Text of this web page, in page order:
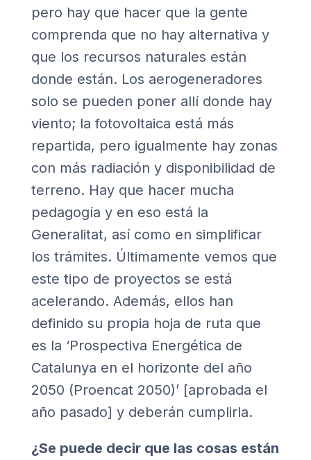
pero hay que hacer que la gente
comprenda que no hay alternativa y
que los recursos naturales están
donde están. Los aerogeneradores
solo se pueden poner allí donde hay
viento; la fotovoltaica está más
repartida, pero igualmente hay zonas
con más radiación y disponibilidad de
terreno. Hay que hacer mucha
pedagogía y en eso está la
Generalitat, así como en simplificar
los trámites. Últimamente vemos que
este tipo de proyectos se está
acelerando. Además, ellos han
definido su propia hoja de ruta que
es la ‘Prospectiva Energética de
Catalunya en el horizonte del año
2050 (Proencat 2050)’ [aprobada el
año pasado] y deberán cumplirla.
¿Se puede decir que las cosas están